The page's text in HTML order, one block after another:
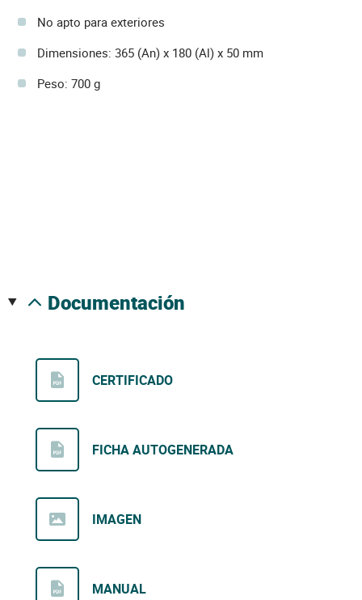
No apto para exteriores
Dimensiones: 365 (An) x 180 (Al) x 50 mm
Peso: 700 g
documentación
CERTIFICADO
FICHA AUTOGENERADA
IMAGEN
MANUAL